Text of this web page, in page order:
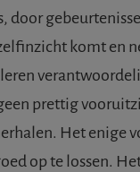
door
komt en
prettig
Het enige
op te lossen.